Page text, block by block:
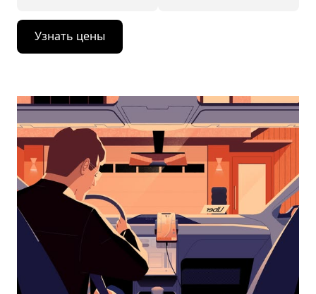
Нажмите
стрелку
вниз,
календарю
выбрать
дату.
Чтобы
закрыть
календарь,
нажмите
Esc.
Узнать цены